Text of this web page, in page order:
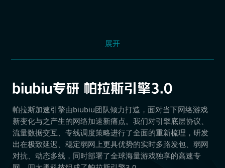
展开
帕拉斯加速引擎由biubiu团队倾力打造，面对当下网络游戏
新变化与之产生的网络加速新痛点。我们对引擎底层协议、
流量数据交互、专线调度策略进行了全面的重新梳理，研发
出在极致延迟、稳定弱网上更具优势的实时多路发包、弱网
对抗、动态多线，同时部署了全球海量游戏独享的高速专